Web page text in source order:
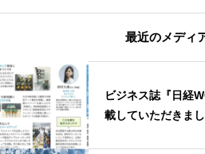
最近のメディ
ビジネス誌『日経
載していただきま